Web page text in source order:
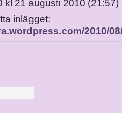
kl 21 augusti 2010 (21:57)
inlägget:
2010/